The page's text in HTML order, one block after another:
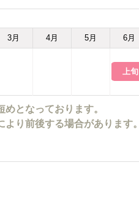
3月 4月 5月 6月
上旬
となっております。
より前後する場合があります。